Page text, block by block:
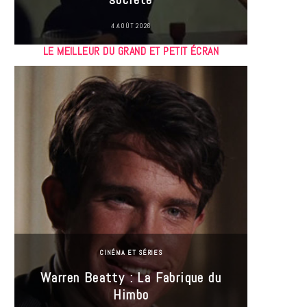
4 AOÛT 2026
LE MEILLEUR DU GRAND ET PETIT ÉCRAN
CINÉMA ET SÉRIES
Warren Beatty : La Fabrique du
Himbo